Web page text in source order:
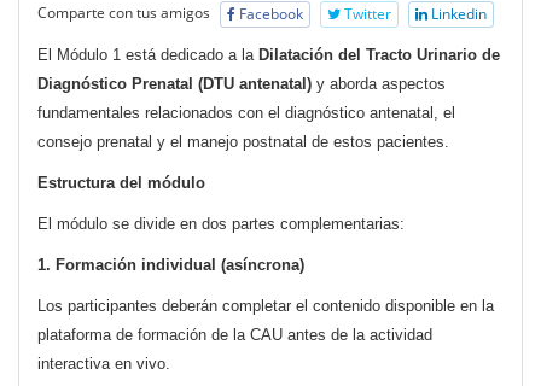
Comparte con tus amigos Facebook Twitter Linkedin
El Módulo 1 está dedicado a la Dilatación del Tracto Urinario de
Diagnóstico Prenatal (DTU antenatal) y aborda aspectos
fundamentales relacionados con el diagnóstico antenatal, el
consejo prenatal y el manejo postnatal de estos pacientes.
Estructura del módulo
El módulo se divide en dos partes complementarias:
1. Formación individual (asíncrona)
Los participantes deberán completar el contenido disponible en la
plataforma de formación de la CAU antes de la actividad
interactiva en vivo.